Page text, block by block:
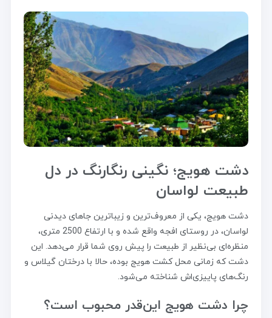
دشت هویج؛ نگینی رنگارنگ در دل
طبیعت لواسان
دشت هویج، یکی از معروف‌ترین و زیباترین جاهای دیدنی
لواسان، در روستای افجه واقع شده و با ارتفاع 2500 متری،
منظره‌ای بی‌نظیر از طبیعت را پیش روی شما قرار می‌دهد. این
دشت که زمانی محل کشت هویج بوده، حالا با درختان گیلاس و
رنگ‌های پاییزی‌اش شناخته می‌شود.
چرا دشت هویج این‌قدر محبوب است؟